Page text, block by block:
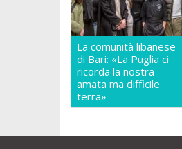
La comunità libanese
di Bari: «La Puglia ci
ricorda la nostra
amata ma difficile
terra»